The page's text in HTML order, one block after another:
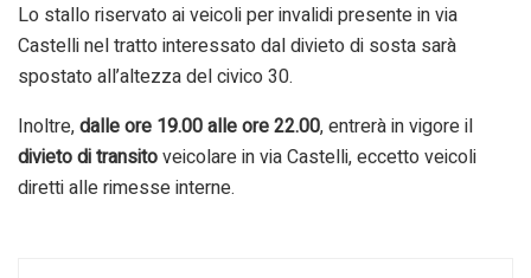
Lo stallo riservato ai veicoli per invalidi presente in via
Castelli nel tratto interessato dal divieto di sosta sarà
spostato all’altezza del civico 30.
Inoltre,dalle ore 19.00 alle ore 22.00, entrerà in vigore il
divieto di transitoveicolare in via Castelli, eccetto veicoli
diretti alle rimesse interne.